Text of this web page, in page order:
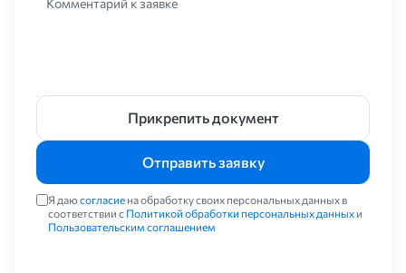
Комментарий к заявке
Прикрепить документ
Отправить заявку
Я даюсогласие на обработку своих персональных данных в
соответствии с Политикой обработки персональных данных и
Пользовательским соглашением